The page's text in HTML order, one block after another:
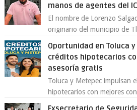
manos de agentes del
El nombre de Lorenzo
originario del municipio de
Oportunidad en Toluca
créditos hipotecarios
asesoría gratis
Toluca y Metepec impulsan
hipotecarios con mejores